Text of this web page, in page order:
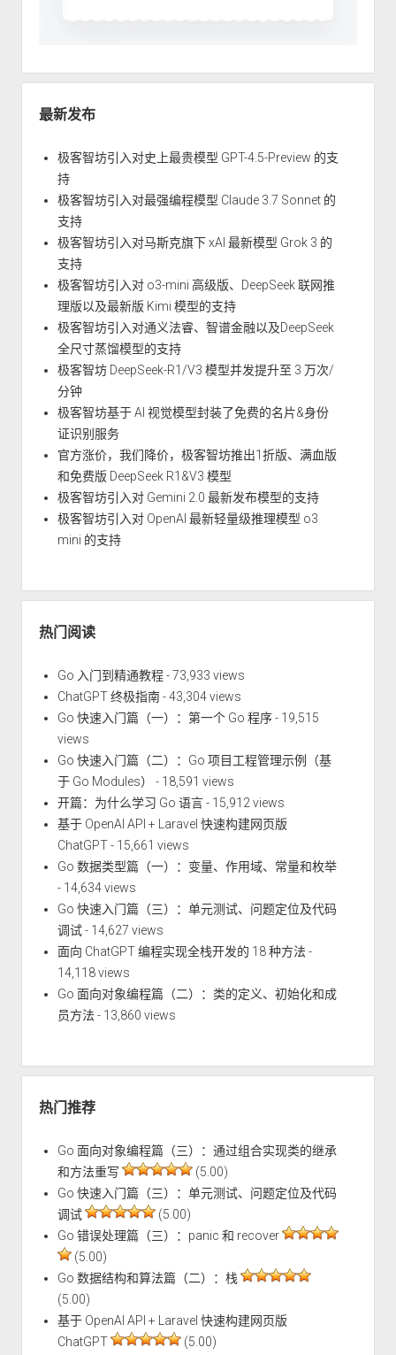
最新发布
极客智坊引入对史上最贵模型 GPT-4.5-Preview 的支
持
极客智坊引入对最强编程模型 Claude 3.7 Sonnet 的
支持
极客智坊引入对马斯克旗下 xAI 最新模型 Grok 3 的
支持
极客智坊引入对 o3-mini 高级版、DeepSeek 联网推
理版以及最新版 Kimi 模型的支持
极客智坊引入对通义法睿、智谱金融以及DeepSeek
全尺寸蒸馏模型的支持
极客智坊 DeepSeek-R1/V3 模型并发提升至 3 万次/
分钟
极客智坊基于 AI 视觉模型封装了免费的名片&身份
证识别服务
官方涨价，我们降价，极客智坊推出1折版、满血版
和免费版 DeepSeek R1&V3 模型
极客智坊引入对 Gemini 2.0 最新发布模型的支持
极客智坊引入对 OpenAI 最新轻量级推理模型 o3
mini 的支持
热门阅读
Go 入门到精通教程- 73,933 views
ChatGPT 终极指南- 43,304 views
Go 快速入门篇（一）：第一个 Go 程序- 19,515
views
Go 快速入门篇（二）：Go 项目工程管理示例（基
于 Go Modules）
- 18,591 views
开篇：为什么学习 Go 语言- 15,912 views
基于 OpenAI API + Laravel 快速构建网页版
ChatGPT- 15,661 views
Go 数据类型篇（一）：变量、作用域、常量和枚举
- 14,634 views
Go 快速入门篇（三）：单元测试、问题定位及代码
调试- 14,627 views
面向 ChatGPT 编程实现全栈开发的 18 种方法-
14,118 views
Go 面向对象编程篇（二）：类的定义、初始化和成
员方法- 13,860 views
热门推荐
Go 面向对象编程篇（三）：通过组合实现类的继承
和方法重写
(5.00)
Go 快速入门篇（三）：单元测试、问题定位及代码
调试
(5.00)
Go 错误处理篇（三）：panic 和 recover
(5.00)
Go 数据结构和算法篇（二）：栈
(5.00)
基于 OpenAI API + Laravel 快速构建网页版
ChatGPT
(5.00)